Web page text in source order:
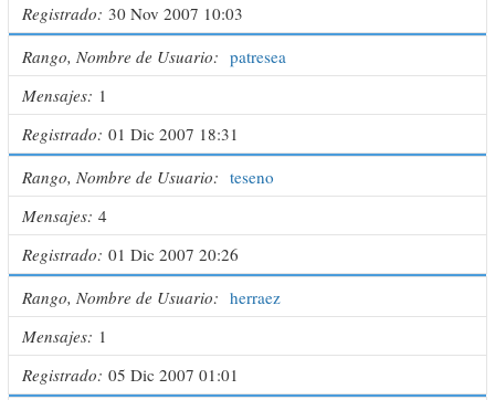
Registrado 30 Nov 2007 10:03
Rango, Nombre de Usuario
patresea
Mensajes 1
Registrado 01 Dic 2007 18:31
Rango, Nombre de Usuario
teseno
Mensajes 4
Registrado 01 Dic 2007 20:26
Rango, Nombre de Usuario
herraez
Mensajes 1
Registrado 05 Dic 2007 01:01